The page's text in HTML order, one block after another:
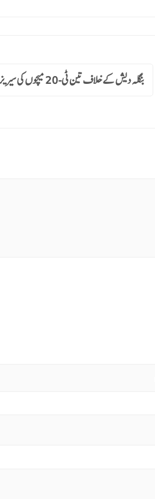
بنگلہ دیش کے خلاف تین ٹی-20 میچوں کی سیریزپر ہندوستان کا قبضہ